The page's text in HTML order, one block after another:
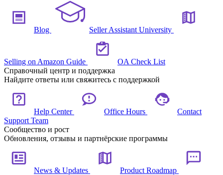
Blog Seller Assistant University
Selling on Amazon Guide
OA Check List
Справочный центр и поддержка
Найдите ответы или свяжитесь с поддержкой
Help Center Office Hours
Contact
Support Team
Сообщество и рост
Обновления, отзывы и партнёрские программы
News & Updates Product Roadmap